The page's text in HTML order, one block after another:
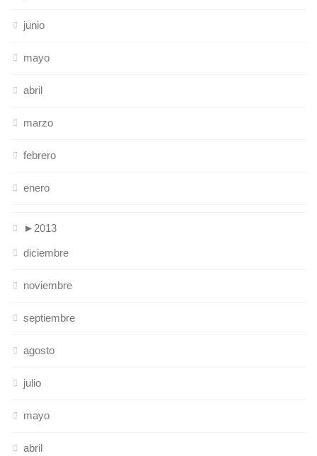
junio
mayo
abril
marzo
febrero
enero
► 2013
diciembre
noviembre
septiembre
agosto
julio
mayo
abril